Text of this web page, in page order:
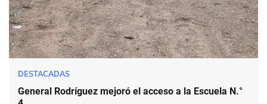
DESTACADAS
General Rodríguez mejoró el acceso a la Escuela N.°